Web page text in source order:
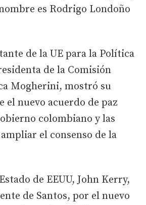
es Rodrigo Londoño
de la UE para la Política
de la Comisión
Mogherini, mostró su
el nuevo acuerdo de paz
colombiano y las
el consenso de la
de EEUU, John Kerry,
de Santos, por el nuevo